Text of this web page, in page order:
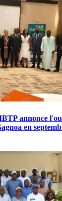
annonce
en